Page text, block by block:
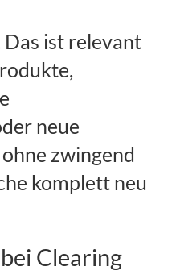
ist relevant
neue
zwingend
komplett neu
Clearing